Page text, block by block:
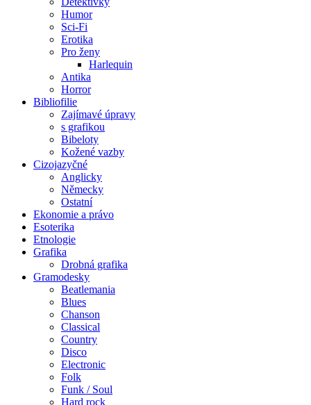
Humor
Sci-Fi
Erotika
Pro ženy
Harlequin
Antika
Horror
Bibliofilie
Zajímavé úpravy
s grafikou
Bibeloty
Kožené vazby
Cizojazyčné
Anglicky
Německy
Ostatní
Ekonomie a právo
Esoterika
Etnologie
Grafika
Drobná grafika
Gramodesky
Beatlemania
Blues
Chanson
Classical
Country
Disco
Electronic
Folk
Funk / Soul
Hard rock